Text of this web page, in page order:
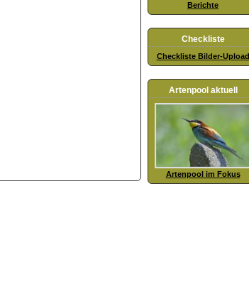
Berichte
Checkliste
Checkliste Bilder-Upload
Artenpool aktuell
Artenpool im Fokus